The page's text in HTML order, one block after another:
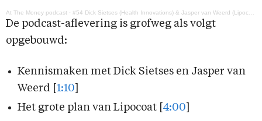
At The Money podcast · #54 Dick Sietses (Health Innovations) & Jasper van Weerd (Lipocoat)
De podcast-aflevering is grofweg als volgt
opgebouwd:
Kennismaken met Dick Sietses en Jasper van
Weerd [ 1:10
Het grote plan van Lipocoat [ 4:00